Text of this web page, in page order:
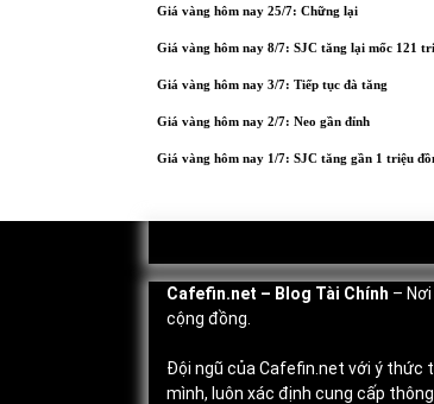
Giá vàng hôm nay 25/7: Chững lại
Giá vàng hôm nay 8/7: SJC tăng lại mốc 121
Giá vàng hôm nay 3/7: Tiếp tục đà tăng
Giá vàng hôm nay 2/7: Neo gần đỉnh
Giá vàng hôm nay 1/7: SJC tăng gần 1 triệu
Cafefin.net – Blog Tài Chính –
cộng đồng.
Đội ngũ của Cafefin.net với ý thức
mình, luôn xác định cung cấp